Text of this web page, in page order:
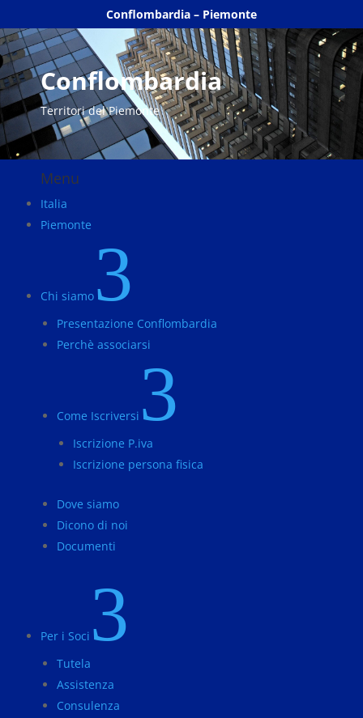
Conflombardia – Piemonte
Conflombardia
Territori del Piemonte
Menu
Italia
Piemonte
Chi siamo 3
Presentazione Conflombardia
Perchè associarsi
Come Iscriversi 3
Iscrizione P.iva
Iscrizione persona fisica
Dove siamo
Dicono di noi
Documenti
Per i Soci 3
Tutela
Assistenza
Consulenza